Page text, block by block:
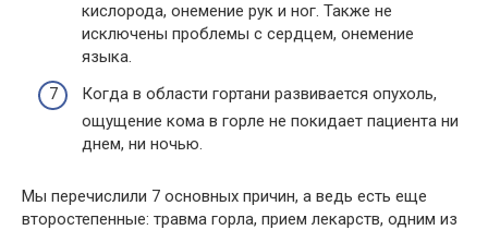
кислорода, онемение рук и ног. Также не
исключены проблемы с сердцем, онемение
языка.
Когда в области гортани развивается опухоль,
ощущение кома в горле не покидает пациента ни
днем, ни ночью.
Мы перечислили 7 основных причин, а ведь есть еще
второстепенные: травма горла, прием лекарств, одним из